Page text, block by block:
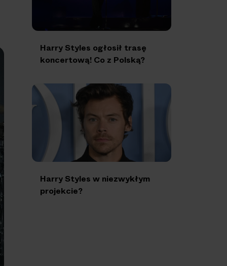
Harry Styles ogłosił trasę
koncertową! Co z Polską?
Harry Styles w niezwykłym
projekcie?